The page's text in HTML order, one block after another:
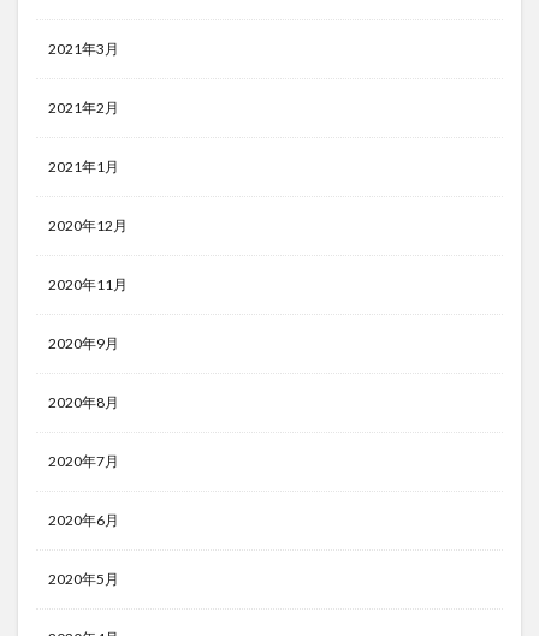
2021年3月
2021年2月
2021年1月
2020年12月
2020年11月
2020年9月
2020年8月
2020年7月
2020年6月
2020年5月